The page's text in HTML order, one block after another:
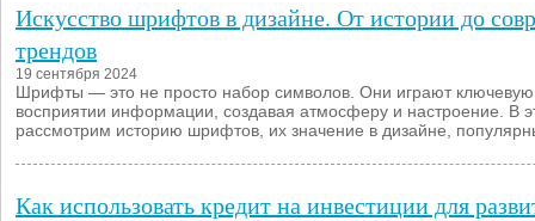
Искусство шрифтов в дизайне. От истории до
трендов
19 сентября 2024
Шрифты — это не просто набор символов. Они играют ключевую
восприятии информации, создавая атмосферу и настроение. В
рассмотрим историю шрифтов, их значение в дизайне,
Как использовать кредит на инвестиции для